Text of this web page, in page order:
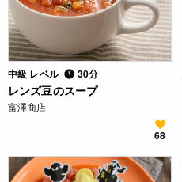
中級 レベル 30分
レンズ豆のスープ
富澤商店
68